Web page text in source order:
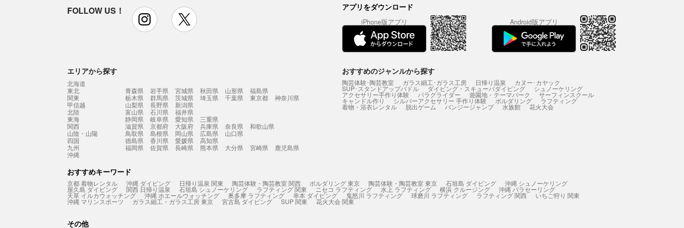
FOLLOW US！ instagram アプリをダウンロード
iPhone版アプリ Android版アプリ
エリアから探す
北海道
東北
青森県 岩手県 宮城県 秋田県 山形県
福島県
関東
栃木県 群馬県 茨城県 埼玉県 千葉県 東京都
神奈川県
甲信越
山梨県 長野県
新潟県
北陸
富山県 石川県
福井県
東海
静岡県 岐阜県 愛知県
三重県
関西
滋賀県 京都府 大阪府 兵庫県 奈良県
和歌山県
山陰・山陽
鳥取県 島根県 岡山県 広島県
山口県
四国
徳島県 香川県 愛媛県
高知県
九州
福岡県 佐賀県 長崎県 熊本県 大分県 宮崎県
鹿児島県
沖縄
おすすめのジャンルから探す
陶芸体験･陶芸教室 ガラス細工･ガラス工房 日帰り温泉 カヌー･カヤック
SUP･スタンドアップパドル ダイビング・スキューバダイビング シュノーケリング
アクセサリー手作り体験 パラグライダー 遊園地・テーマパーク サーフィンスクール
キャンドル作り シルバーアクセサリー 手作り体験 ボルダリング ラフティング
着物・浴衣レンタル 脱出ゲーム バンジージャンプ 水族館 花火大会
おすすめキーワード
京都 着物レンタル 沖縄 ダイビング 日帰り温泉 関東 陶芸体験・陶芸教室 関西 ボルダリング 東京 陶芸体験・陶芸教室 東京 石垣島 ダイビング 沖縄 シュノーケリング
屋久島 ダイビング 関西 日帰り温泉 石垣島 シュノーケリング ラフティング 関東 ニセコ ラフティング 水上 ラフティング 横浜 クルージング 沖縄 パラセーリング
天草 イルカウォッチング 沖縄 ホエールウォッチング 奥多摩 ラフティング 串本 ダイビング 鬼怒川 ラフティング 球磨川 ラフティング ラフティング 関西 いちご狩り 関東
沖縄 マリンスポーツ ガラス細工・ガラス工房 東京 宮古島 ダイビング SUP 関東 花火大会 関東
その他